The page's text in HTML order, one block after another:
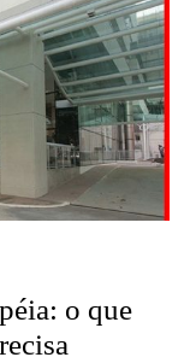
o que